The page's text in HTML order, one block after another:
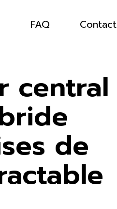
FAQ Contact
central
de